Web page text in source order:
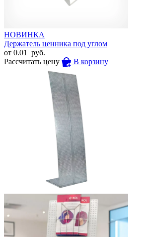
НОВИНКА
Держатель ценника под углом
от 0.01
руб.
Рассчитать цену
В корзину